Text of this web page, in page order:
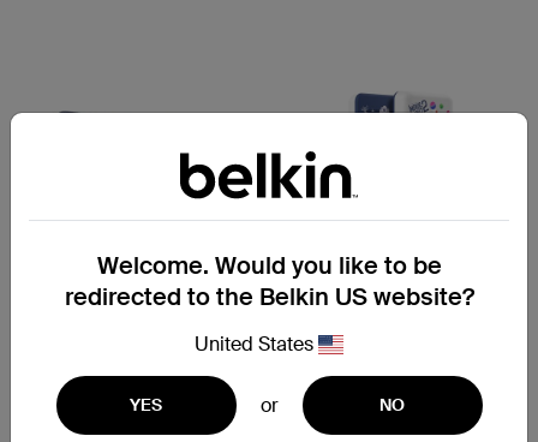
5K with Qi2
新
磁吸無線行動充電器 5K+支架
(迪士尼系列 / Marvel 系列)
Welcome. Would you like to be
redirected to the Belkin US website?
United States
YES or NO